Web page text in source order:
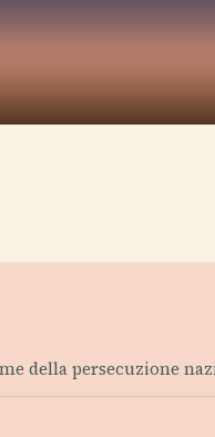
della persecuzione